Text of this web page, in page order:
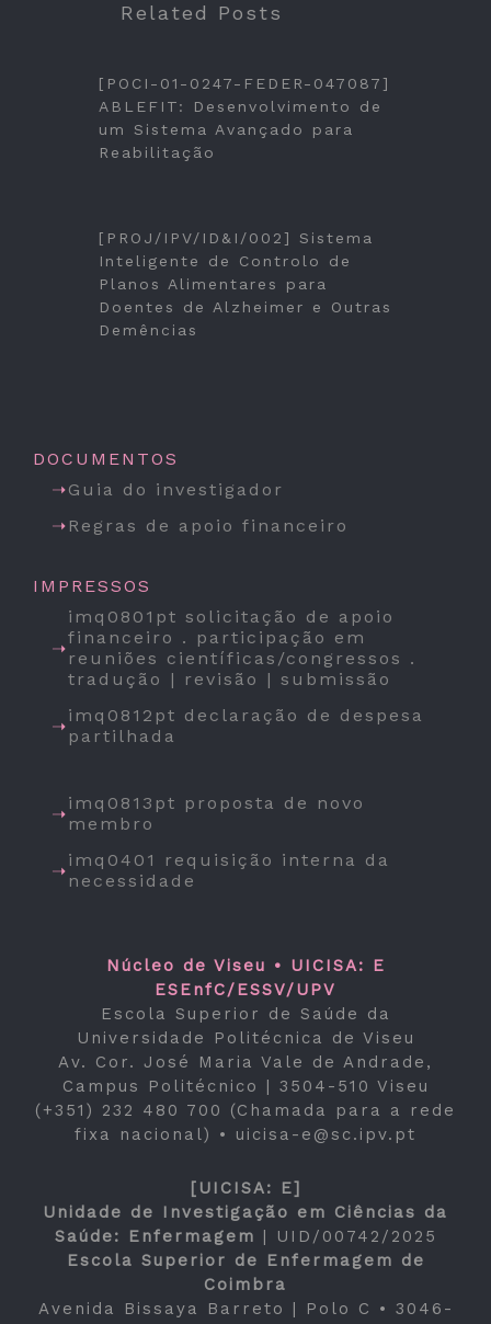
Related Posts
[POCI-01-0247-FEDER-047087]
ABLEFIT: Desenvolvimento de
um Sistema Avançado para
Reabilitação
[PROJ/IPV/ID&I/002] Sistema
Inteligente de Controlo de
Planos Alimentares para
Doentes de Alzheimer e Outras
Demências
DOCUMENTOS
Guia do investigador
Regras de apoio financeiro
IMPRESSOS
imq0801pt solicitação de apoio
financeiro . participação em
reuniões científicas/congressos .
tradução | revisão | submissão
imq0812pt declaração de despesa
partilhada
imq0813pt proposta de novo
membro
imq0401 requisição interna da
necessidade
Núcleo de Viseu • UICISA: E
ESEnfC/ESSV/UPV
Escola Superior de Saúde da
Universidade Politécnica de Viseu
Av. Cor. José Maria Vale de Andrade,
Campus Politécnico | 3504-510 Viseu
(+351) 232 480 700 (Chamada para a rede
fixa nacional) • uicisa-e@sc.ipv.pt
[UICISA: E]
Unidade de Investigação em Ciências da
Saúde: Enfermagem |
UID/00742/2025
Escola Superior de Enfermagem de
Coimbra
Avenida Bissaya Barreto | Polo C • 3046-